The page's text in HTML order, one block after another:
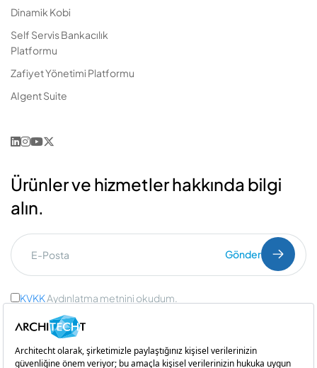
Dinamik Kobi
Self Servis Bankacılık
Platformu
Zafiyet Yönetimi Platformu
AIgent Suite
Ürünler ve hizmetler hakkında bilgi
alın.
Gönder
KVKKAydınlatma metnini okudum.
Ticari İleti Onayı
Bir iştirakidir